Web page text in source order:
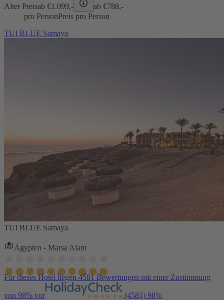
Alter Preisab €1.099,- ab €788,-
pro PersonPreis pro Person
TUI BLUE Samaya
TUI BLUE Samaya
Ägypten - Marsa Alam
Für dieses Hotel liegen 4581 Bewertungen mit einer Zustimmung
von 98% vor (4581) 98%